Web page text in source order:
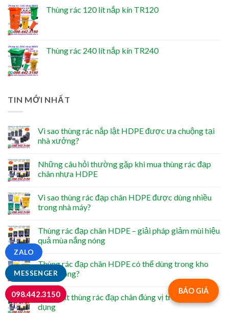
Thùng rác 120 lít nắp kín TR120
Thùng rác 240 lít nắp kín TR240
TIN MỚI NHẤT
Vì sao thùng rác nắp lật HDPE được ưa chuộng tại
nhà xưởng?
Những câu hỏi thường gặp khi mua thùng rác đạp
chân nhựa HDPE
Vì sao thùng rác đạp chân HDPE được dùng nhiều
trong nhà máy?
Thùng rác đạp chân HDPE – giải pháp giảm mùi hiệu
quả mùa nắng nóng
Thùng rác đạp chân HDPE có thể dùng trong kho
lạnh không?
Cách đặt thùng rác đạp chân đúng vị trí để tiện sử
dụng
BÁO GIÁ
MESSENGER
ZALO
098.442.3150